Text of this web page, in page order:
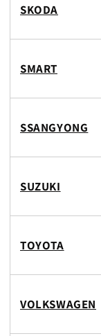
SKODA
SMART
SSANGYONG
SUZUKI
TOYOTA
VOLKSWAGEN